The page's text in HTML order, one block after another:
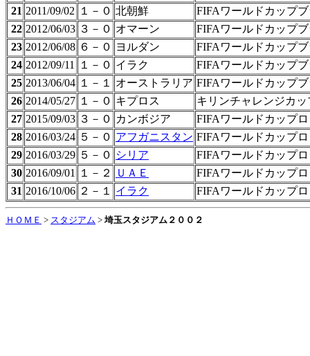
21 2011/09/02 １－０ 北朝鮮
FIFAワールドカップ
22 2012/06/03 ３－０ オマーン
FIFAワールドカップ
23 2012/06/08 ６－０ ヨルダン
FIFAワールドカップ
24 2012/09/11 １－０ イラク
FIFAワールドカップ
25 2013/06/04 １－１ オーストラリア FIFAワールドカップ
26 2014/05/27 １－０ キプロス
キリンチャレンジカ
27 2015/09/03 ３－０ カンボジア
FIFAワールドカップ
28 2016/03/24 ５－０ アフガニスタン FIFAワールドカップ
29 2016/03/29 ５－０ シリア
FIFAワールドカップ
30 2016/09/01 １－２ ＵＡＥ
FIFAワールドカップ
31 2016/10/06 ２－１ イラク FIFAワールドカップ
ＨＯＭＥ > スタジアム > 埼玉スタジアム２００２